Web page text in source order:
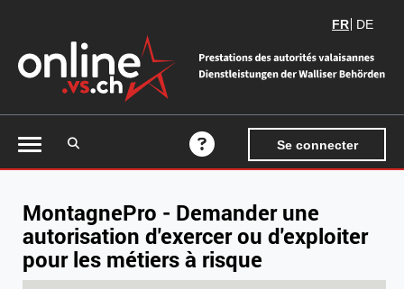
FR DE
Accéder à la recherche
Aide en ligne
Se connecter
MontagnePro - Demander une
autorisation d'exercer ou d'exploiter
pour les métiers à risque